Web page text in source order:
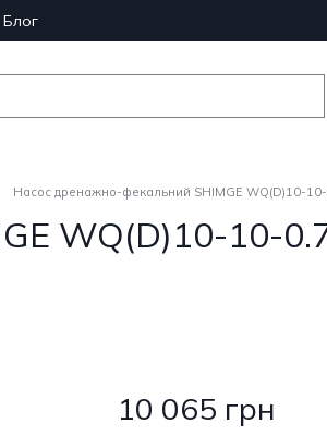
Блог
Насос дренажно-фекальний SHIMGE WQ(D)10-
WQ(D)10-10-
10 065 грн